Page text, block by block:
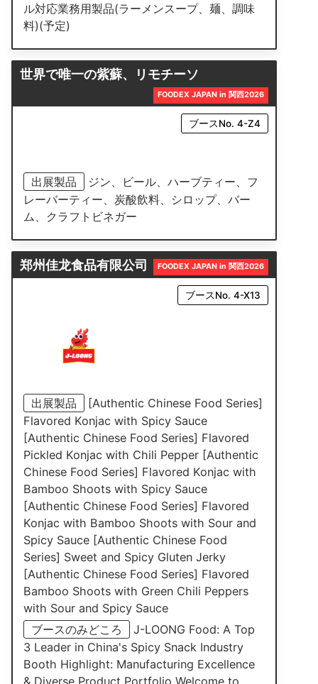
ル対応業務用製品(ラーメンスープ、麺、調味
料)(予定)
世界で唯一の紫蘇、リモチーソ
FOODEX JAPAN in 関西2026
ブースNo. 4-Z4
出展製品
ジン、ビール、ハーブティー、フ
レーバーティー、炭酸飲料、シロップ、バー
ム、クラフトビネガー
郑州佳龙食品有限公司 FOODEX JAPAN in 関西2026
ブースNo. 4-X13
出展製品
[Authentic Chinese Food Series]
Flavored Konjac with Spicy Sauce
[Authentic Chinese Food Series] Flavored
Pickled Konjac with Chili Pepper [Authentic
Chinese Food Series] Flavored Konjac with
Bamboo Shoots with Spicy Sauce
[Authentic Chinese Food Series] Flavored
Konjac with Bamboo Shoots with Sour and
Spicy Sauce [Authentic Chinese Food
Series] Sweet and Spicy Gluten Jerky
[Authentic Chinese Food Series] Flavored
Bamboo Shoots with Green Chili Peppers
with Sour and Spicy Sauce
ブースのみどころ
J-LOONG Food: A Top
3 Leader in China's Spicy Snack Industry
Booth Highlight: Manufacturing Excellence
& Diverse Product Portfolio Welcome to